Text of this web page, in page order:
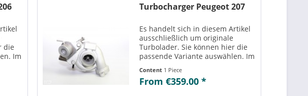
die
Im
zu
Turbocharger Peugeot 207
Es handelt sich in diesem Artikel
ausschließlich um originale
Turbolader. Sie können hier die
passende Variante auswählen. Im
Teilenummern“ können Sie die zu
der ausgewählten Variante
Content 1 Piece
From €359.00 *